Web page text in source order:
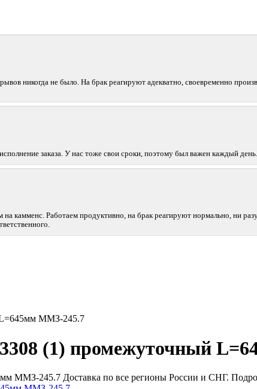
никогда не было. На брак реагируют адекватно, своевременно
заказа. У нас тоже свои сроки, поэтому был важен каждый день.
камменс. Работаем продуктивно, на брак реагируют нормально, ни
L=645мм ММЗ-245.7
(1) промежуточный
ММЗ-245.7 Доставка по все регионы России и СНГ.